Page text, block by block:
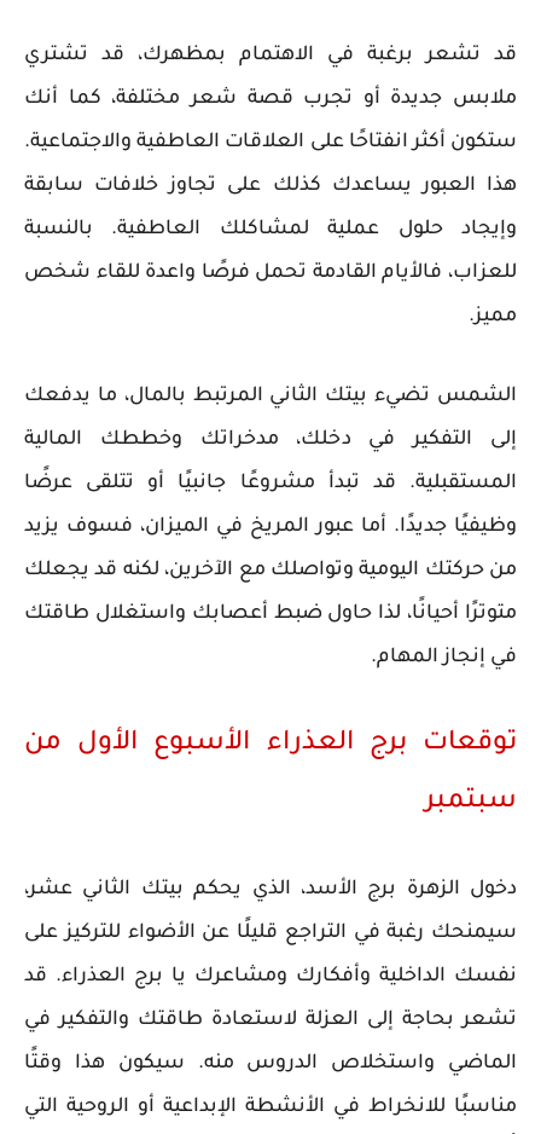
قد تشعر برغبة في الاهتمام بمظهرك، قد تشتري
ملابس جديدة أو تجرب قصة شعر مختلفة، كما أنك
ستكون أكثر انفتاحًا على العلاقات العاطفية والاجتماعية.
هذا العبور يساعدك كذلك على تجاوز خلافات سابقة
وإيجاد حلول عملية لمشاكلك العاطفية. بالنسبة
للعزاب، فالأيام القادمة تحمل فرصًا واعدة للقاء شخص
مميز.
الشمس تضيء بيتك الثاني المرتبط بالمال، ما يدفعك
إلى التفكير في دخلك، مدخراتك وخططك المالية
المستقبلية. قد تبدأ مشروعًا جانبيًا أو تتلقى عرضًا
وظيفيًا جديدًا. أما عبور المريخ في الميزان، فسوف يزيد
من حركتك اليومية وتواصلك مع الآخرين، لكنه قد يجعلك
متوترًا أحيانًا، لذا حاول ضبط أعصابك واستغلال طاقتك
في إنجاز المهام.
توقعات برج العذراء الأسبوع الأول من
سبتمبر
دخول الزهرة برج الأسد، الذي يحكم بيتك الثاني عشر،
سيمنحك رغبة في التراجع قليلًا عن الأضواء للتركيز على
نفسك الداخلية وأفكارك ومشاعرك يا برج العذراء. قد
تشعر بحاجة إلى العزلة لاستعادة طاقتك والتفكير في
الماضي واستخلاص الدروس منه. سيكون هذا وقتًا
مناسبًا للانخراط في الأنشطة الإبداعية أو الروحية التي